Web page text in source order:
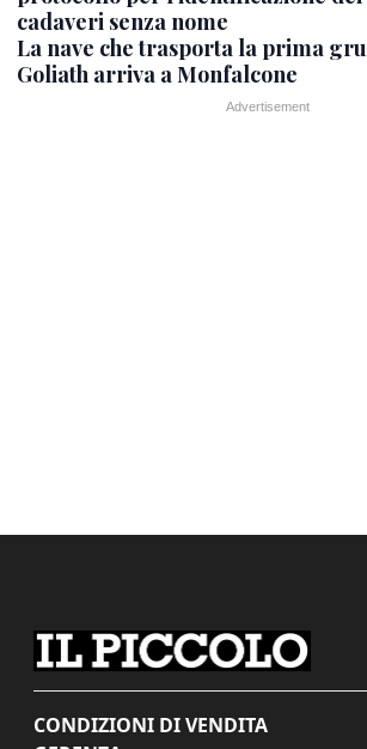
cadaveri senza nome
La nave che trasporta la prima gru
Goliath arriva a Monfalcone
CONDIZIONI DI VENDITA